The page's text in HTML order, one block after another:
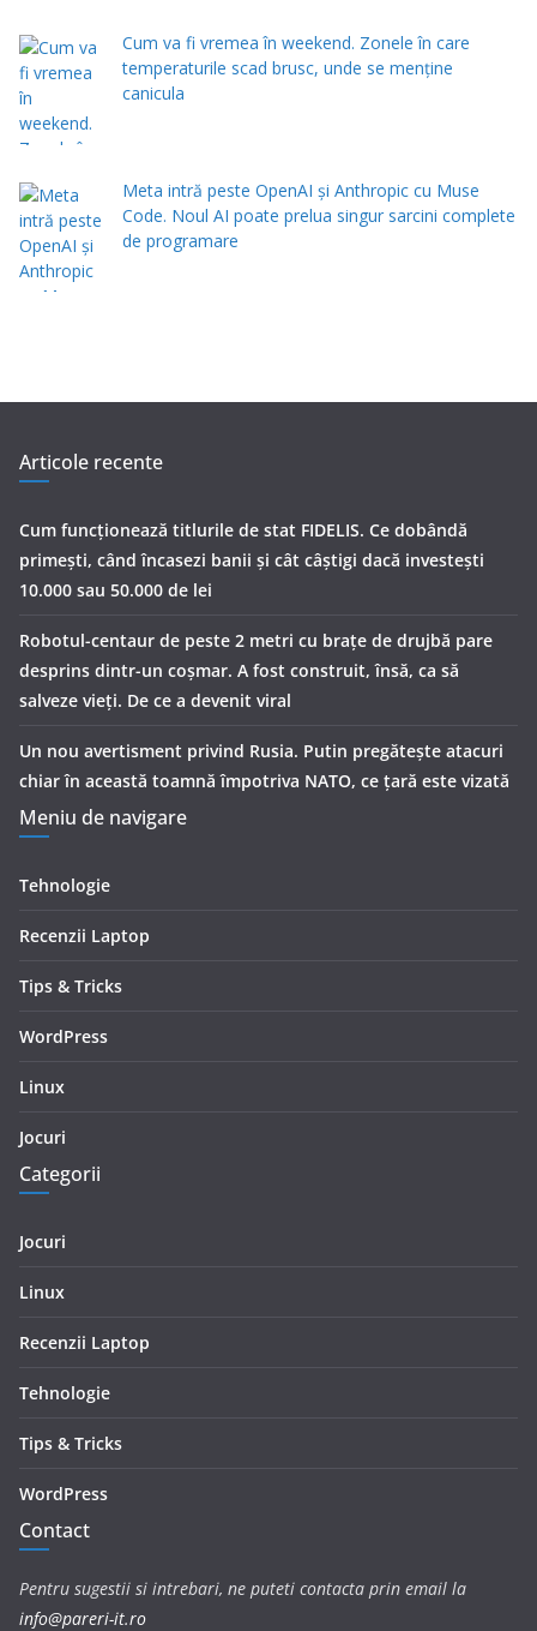
Cum va fi vremea în weekend. Zonele în care
temperaturile scad brusc, unde se menţine
canicula
Meta intră peste OpenAI și Anthropic cu Muse
Code. Noul AI poate prelua singur sarcini complete
de programare
Articole recente
Cum funcționează titlurile de stat FIDELIS. Ce dobândă
primești, când încasezi banii şi cât câștigi dacă investești
10.000 sau 50.000 de lei
Robotul-centaur de peste 2 metri cu brațe de drujbă pare
desprins dintr-un coșmar. A fost construit, însă, ca să
salveze vieți. De ce a devenit viral
Un nou avertisment privind Rusia. Putin pregăteşte atacuri
chiar în această toamnă împotriva NATO, ce țară este vizată
Meniu de navigare
Tehnologie
Recenzii Laptop
Tips & Tricks
WordPress
Linux
Jocuri
Categorii
Jocuri
Linux
Recenzii Laptop
Tehnologie
Tips & Tricks
WordPress
Contact
Pentru sugestii si intrebari, ne puteti contacta prin email la
info@pareri-it.ro